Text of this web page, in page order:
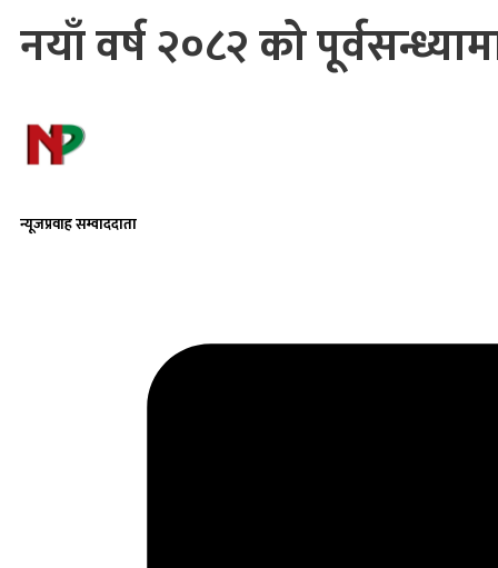
नयाँ वर्ष २०८२ को
न्यूजप्रवाह सम्वाददाता